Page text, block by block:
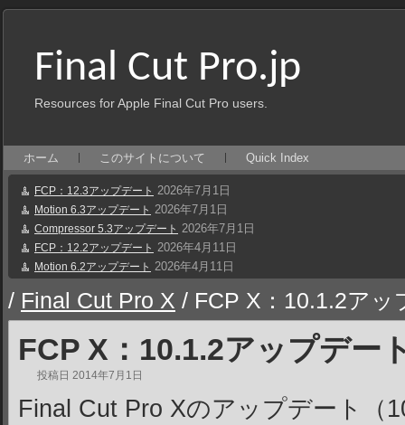
Final Cut Pro.jp
Resources for Apple Final Cut Pro users.
ホーム このサイトについて Quick Index
FCP：12.3アップデート 2026年7月1日
Motion 6.3アップデート 2026年7月1日
Compressor 5.3アップデート 2026年7月1日
FCP：12.2アップデート 2026年4月11日
Motion 6.2アップデート 2026年4月11日
/ Final Cut Pro X / FCP X：10.1.2アッ
FCP X：10.1.2アップデー
投稿日 2014年7月1日
Final Cut Pro Xのアップデート（